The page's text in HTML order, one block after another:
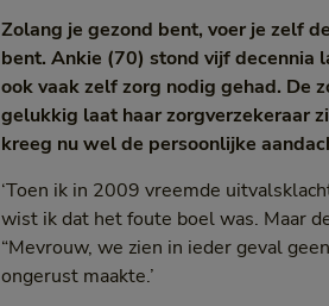
Zolang je gezond bent, voer je zelf
bent. Ankie (70) stond vijf decennia
ook vaak zelf zorg nodig gehad. De
gelukkig laat haar zorgverzekeraar
kreeg nu wel de persoonlijke
‘Toen ik in 2009 vreemde
wist ik dat het foute boel was. Maar
“Mevrouw, we zien in ieder geval
ongerust maakte.’